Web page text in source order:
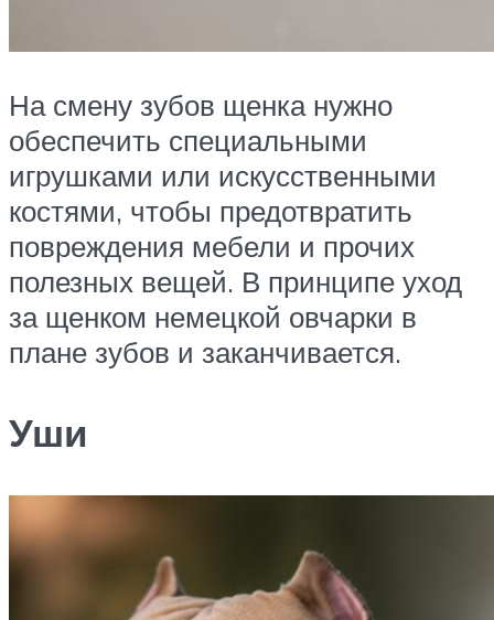
На смену зубов щенка нужно
обеспечить специальными
игрушками или искусственными
костями, чтобы предотвратить
повреждения мебели и прочих
полезных вещей. В принципе уход
за щенком немецкой овчарки в
плане зубов и заканчивается.
Уши